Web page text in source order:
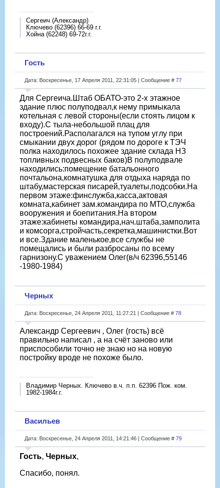
Сергеич (Александр)
Ключево (62396) 66-69 г.г.
Хойна (62248) 69-72г.г.
Гость
Дата: Воскресенье, 17 Апреля 2011, 22:31:05 | Сообщение # 77
Для Сергеича.Штаб ОБАТО-это 2-х этажное
здание плюс полуподвал,к нему примыкала
котельная с левой стороны(если стоять лицом к
входу).С тыла-небольшой плац для
построений.Располагался на тупом углу при
смыкании двух дорог (рядом по дороге к ТЭЧ
полка находилось похожее здание склада НЗ
топливных подвесных баков)В полуподвале
находились:помещение батальонного
почтальона,комнатушка для отдыха наряда по
штабу,мастерская писарей,туалеты,подсобки.На
первом этаже:финслужба,касса,актовая
комната,кабинет зам.командира по МТО,служба
вооружения и боепитания.На втором
этаже:кабинеты командира,нач.штаба,замполита
и комсорга,стройчасть,секретка,машинистки.Вот
и все.Здание маленькое,все службы не
помещались и были разбросаны по всему
гарнизону.С уважением Олег(в/ч 62396,55146
-1980-1984)
Черных
Дата: Воскресенье, 24 Апреля 2011, 11:27:21 | Сообщение # 78
Александр Сергеевич , Олег (гость) всё
правильно написал , а на счёт заново или
приспособили точно не знаю но на новую
постройку вроде не похоже было.
Владимир Черных. Ключево в.ч. п.п. 62396 Пож. ком.
1982-1984г.г.
Васильев
Дата: Воскресенье, 24 Апреля 2011, 14:21:46 | Сообщение # 79
Гость, Черных,
Спасибо, понял.